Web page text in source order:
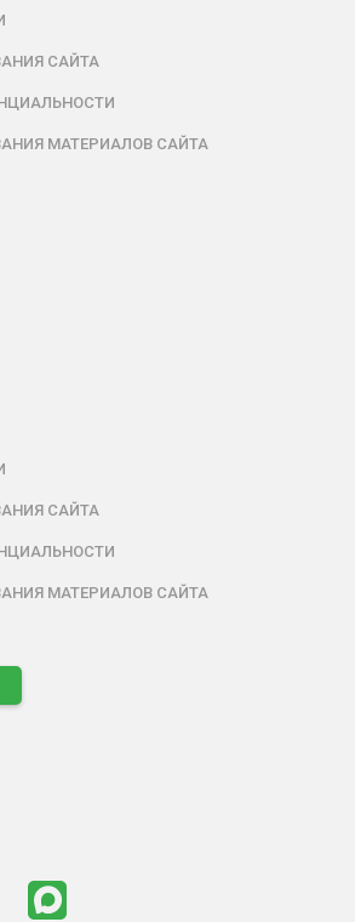
САЙТА
МАТЕРИАЛОВ САЙТА
САЙТА
МАТЕРИАЛОВ САЙТА